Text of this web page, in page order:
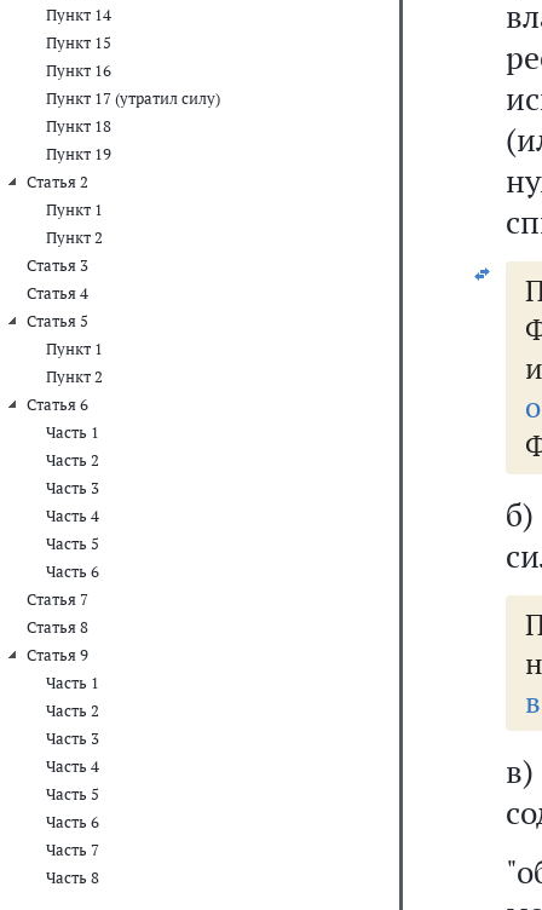
Пункт 14
Пункт 15
Пункт 16
Пункт 17 (утратил силу)
Пункт 18
Пункт 19
Статья 2
Пункт 1
Пункт 2
Статья 3
Статья 4
Статья 5
Пункт 1
Пункт 2
Статья 6
Часть 1
Часть 2
Часть 3
Часть 4
Часть 5
Часть 6
Статья 7
Статья 8
Статья 9
Часть 1
Часть 2
Часть 3
Часть 4
Часть 5
Часть 6
Часть 7
Часть 8